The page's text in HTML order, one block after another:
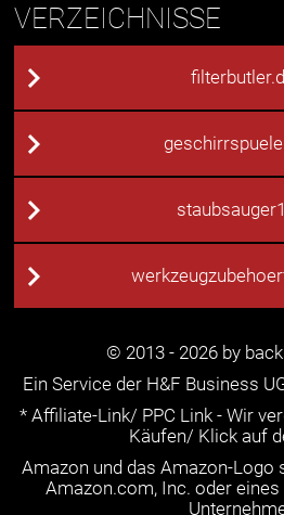
VERZEICHNISSE
© 2013 - 2026 by
Ein Service der H&F Business
* Affiliate-Link/ PPC Link - Wir
Käufen/ Klick auf
Amazon und das Amazon-Logo
Amazon.com, Inc. oder